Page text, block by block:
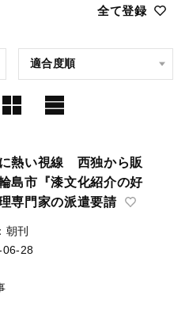
全て登録
熱い視線 西独から販
島市『漆文化紹介の好
専門家の派遣要請
朝刊
06-28